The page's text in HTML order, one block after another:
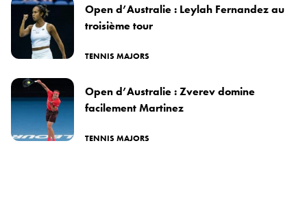
Open d’Australie : Leylah Fernandez au
troisième tour
TENNIS MAJORS
Open d’Australie : Zverev domine
facilement Martinez
TENNIS MAJORS